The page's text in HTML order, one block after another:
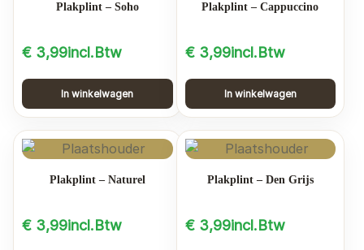
Plakplint – Soho
€ 3,99incl.Btw
In winkelwagen
Plakplint – Cappuccino
€3,99incl.Btw
In winkelwagen
Plakplint – Naturel
€ 3,99incl.Btw
Plakplint – Den Grijs
€3,99incl.Btw